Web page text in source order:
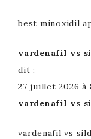
best minoxidil
vardenafil vs
dit :
27 juillet 2026 à
vardenafil vs
vardenafil vs